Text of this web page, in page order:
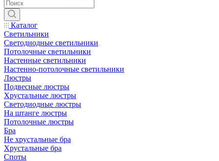
Каталог
Светильники
Светодиодные светильники
Потолочные светильники
Настенные светильники
Настенно-потолочные светильники
Люстры
Подвесные люстры
Хрустальные люстры
Светодиодные люстры
На штанге люстры
Потолочные люстры
Бра
Не хрустальные бра
Хрустальные бра
Споты